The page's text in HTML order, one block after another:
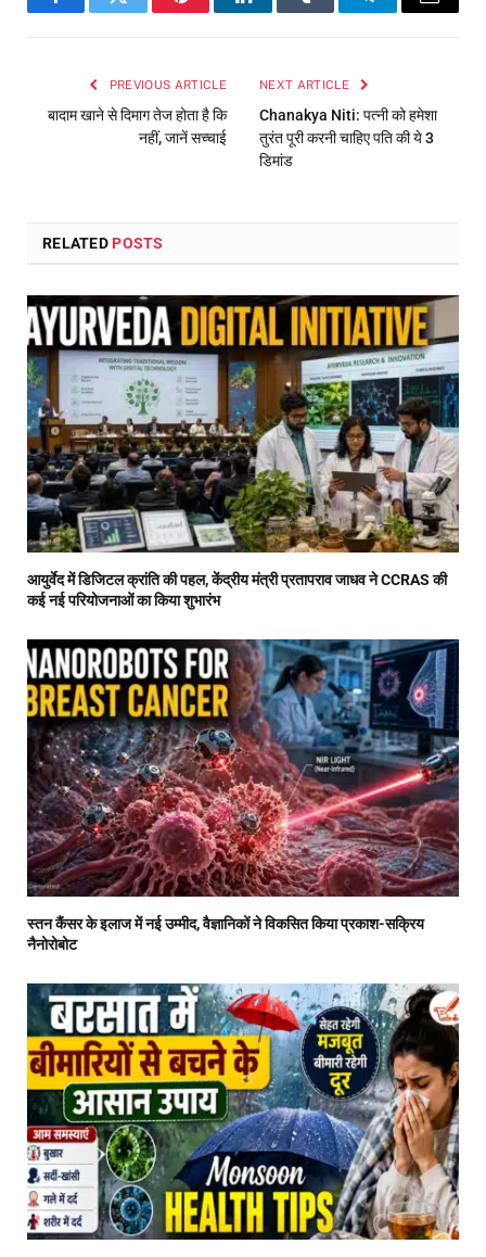
FacebookTwitter PinterestLinkedInTumblr TelegramEmail
PREVIOUS ARTICLE
बादाम खाने से दिमाग तेज होता है कि
नहीं, जानें सच्चाई
NEXT ARTICLE
Chanakya Niti: पत्नी को हमेशा
तुरंत पूरी करनी चाहिए पति की ये 3
डिमांड
RELATED POSTS
आयुर्वेद में डिजिटल क्रांति की पहल, केंद्रीय मंत्री प्रतापराव जाधव ने CCRAS की
कई नई परियोजनाओं का किया शुभारंभ
स्तन कैंसर के इलाज में नई उम्मीद, वैज्ञानिकों ने विकसित किया प्रकाश-सक्रिय
नैनोरोबोट